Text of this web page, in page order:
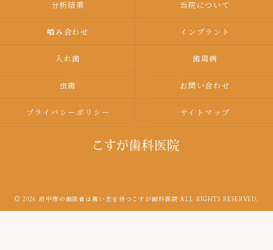
分析結果 当院について
嚙み合わせ インプラント
入れ歯 歯周病
虫歯 お問い合わせ
プライバシーポリシー サイトマップ
© 2026 府中市の歯医者は高い志を持つこすが歯科医院 ALL RIGHTS RESERVED.